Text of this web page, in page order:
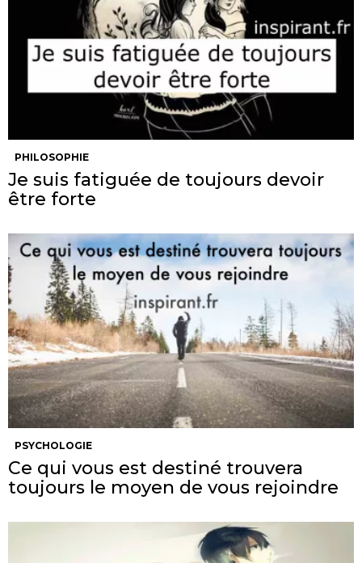
PHILOSOPHIE
Je suis fatiguée de toujours devoir
être forte
PSYCHOLOGIE
Ce qui vous est destiné trouvera
toujours le moyen de vous rejoindre